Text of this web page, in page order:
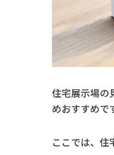
住宅展示場の
めおすすめで
ここでは、住